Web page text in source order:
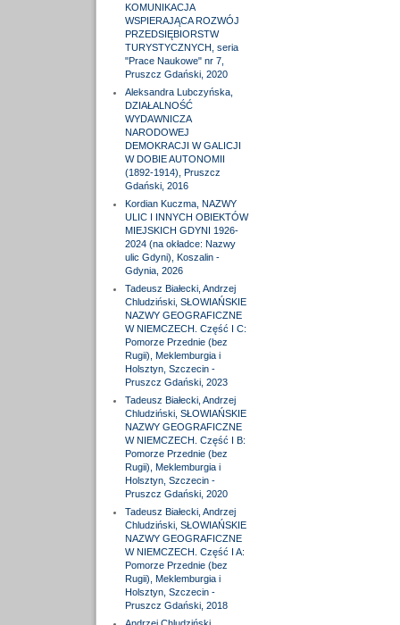
KOMUNIKACJA
WSPIERAJĄCA ROZWÓJ
PRZEDSIĘBIORSTW
TURYSTYCZNYCH, seria
"Prace Naukowe" nr 7,
Pruszcz Gdański, 2020
Aleksandra Lubczyńska,
DZIAŁALNOŚĆ
WYDAWNICZA
NARODOWEJ
DEMOKRACJI W GALICJI
W DOBIE AUTONOMII
(1892-1914), Pruszcz
Gdański, 2016
Kordian Kuczma, NAZWY
ULIC I INNYCH OBIEKTÓW
MIEJSKICH GDYNI 1926-
2024 (na okładce: Nazwy
ulic Gdyni), Koszalin -
Gdynia, 2026
Tadeusz Białecki, Andrzej
Chludziński, SŁOWIAŃSKIE
NAZWY GEOGRAFICZNE
W NIEMCZECH. Część I C:
Pomorze Przednie (bez
Rugii), Meklemburgia i
Holsztyn, Szczecin -
Pruszcz Gdański, 2023
Tadeusz Białecki, Andrzej
Chludziński, SŁOWIAŃSKIE
NAZWY GEOGRAFICZNE
W NIEMCZECH. Część I B:
Pomorze Przednie (bez
Rugii), Meklemburgia i
Holsztyn, Szczecin -
Pruszcz Gdański, 2020
Tadeusz Białecki, Andrzej
Chludziński, SŁOWIAŃSKIE
NAZWY GEOGRAFICZNE
W NIEMCZECH. Część I A:
Pomorze Przednie (bez
Rugii), Meklemburgia i
Holsztyn, Szczecin -
Pruszcz Gdański, 2018